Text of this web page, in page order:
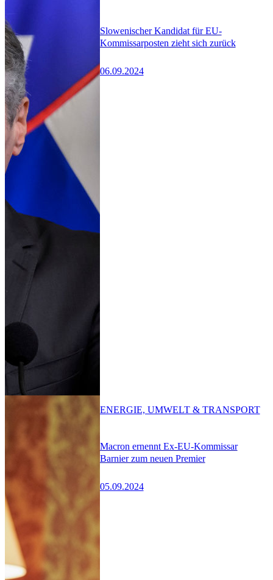
Slowenischer Kandidat für EU-
Kommissarposten zieht sich zurück
06.09.2024
Macron ernennt Ex-EU-Kommissar
Barnier zum neuen Premier
05.09.2024
ENERGIE, UMWELT & TRANSPORT